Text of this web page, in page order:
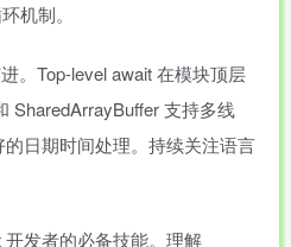
机制。
。Top-level await 在模块顶层
SharedArrayBuffer 支持多线
日期时间处理。持续关注语言
发者的必备技能。理解